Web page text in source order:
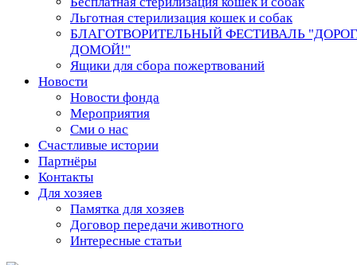
Льготная стерилизация кошек и собак
БЛАГОТВОРИТЕЛЬНЫЙ ФЕСТИВАЛЬ
ДОМОЙ!"
Ящики для сбора пожертвований
Новости
Новости фонда
Мероприятия
Сми о нас
Счастливые истории
Партнёры
Контакты
Для хозяев
Памятка для хозяев
Договор передачи животного
Интересные статьи